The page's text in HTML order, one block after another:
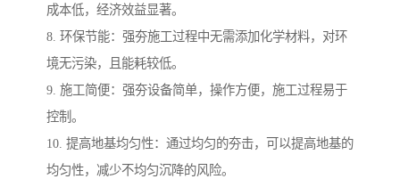
成本低，经济效益显著。
8. 环保节能：强夯施工过程中无需添加化学材料，对环
境无污染，且能耗较低。
9. 施工简便：强夯设备简单，操作方便，施工过程易于
控制。
10. 提高地基均匀性：通过均匀的夯击，可以提高地基的
均匀性，减少不均匀沉降的风险。